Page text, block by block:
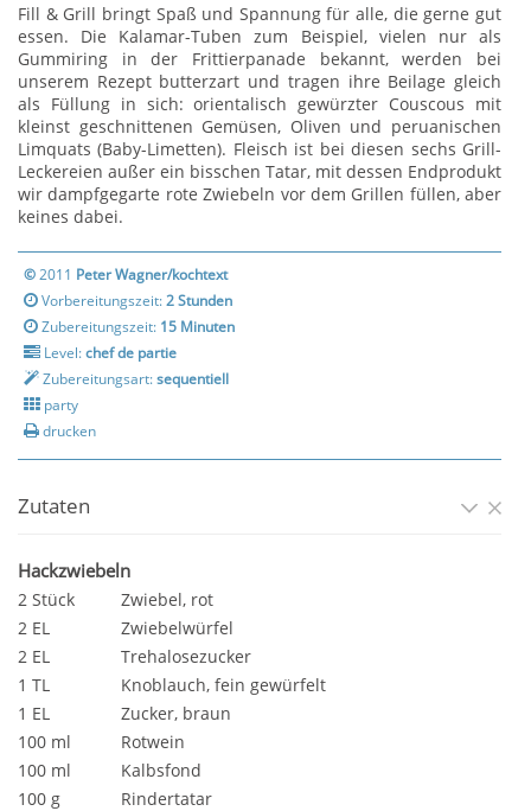
Fill & Grill bringt Spaß und Spannung für alle, die gerne gut
essen. Die Kalamar-Tuben zum Beispiel, vielen nur als
Gummiring in der Frittierpanade bekannt, werden bei
unserem Rezept butterzart und tragen ihre Beilage gleich
als Füllung in sich: orientalisch gewürzter Couscous mit
kleinst geschnittenen Gemüsen, Oliven und peruanischen
Limquats (Baby-Limetten). Fleisch ist bei diesen sechs Grill-
Leckereien außer ein bisschen Tatar, mit dessen Endprodukt
wir dampfgegarte rote Zwiebeln vor dem Grillen füllen, aber
keines dabei.
©2011 Peter Wagner/kochtext
Vorbereitungszeit:2 Stunden
Zubereitungszeit: 15 Minuten
Level:chef de partie
Zubereitungsart:sequentiell
party
drucken
Zutaten
Hackzwiebeln
2 Stück
Zwiebel, rot
2 EL
Zwiebelwürfel
2 EL
Trehalosezucker
1 TL
Knoblauch, fein gewürfelt
1 EL
Zucker, braun
100 ml
Rotwein
100 ml
Kalbsfond
100 g
Rindertatar